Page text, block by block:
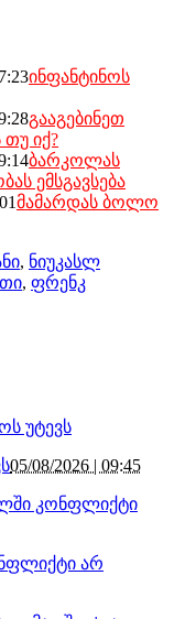
ინფანტინოს
გააგებინეთ
თუ იქ?
ბარკოლას
ემსგავსება
მამარდას ბოლო
, ნიუკასლ
, ფრენკ
05/08/2026 | 09:45
არ